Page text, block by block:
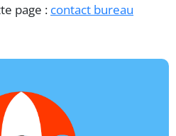
page : contact bureau